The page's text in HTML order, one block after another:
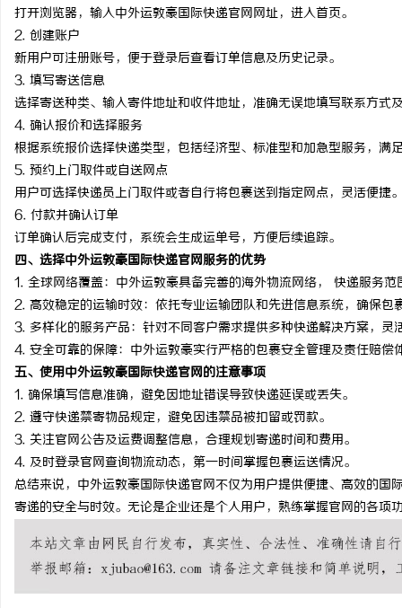
打开浏览器，输入中外运敦豪国际快递官网网址，进入首页。
2. 创建账户
新用户可注册账号，便于登录后查看订单信息及历史记录。
3. 填写寄送信息
选择寄送种类、输入寄件地址和收件地址，准确无误地填写联系方式
4. 确认报价和选择服务
根据系统报价选择快递类型，包括经济型、标准型和加急型服务，满
5. 预约上门取件或自送网点
用户可选择快递员上门取件或者自行将包裹送到指定网点，灵活便捷
6. 付款并确认订单
订单确认后完成支付，系统会生成运单号，方便后续追踪。
四、选择中外运敦豪国际快递官网服务的优势
1. 全球网络覆盖：中外运敦豪具备完善的海外物流网络， 快递服务
2. 高效稳定的运输时效：依托专业运输团队和先进信息系统，确保包
3. 多样化的服务产品：针对不同客户需求提供多种快递解决方案，灵
4. 安全可靠的保障：中外运敦豪实行严格的包裹安全管理及责任赔偿
五、使用中外运敦豪国际快递官网的注意事项
1. 确保填写信息准确，避免因地址错误导致快递延误或丢失。
2. 遵守快递禁寄物品规定，避免因违禁品被扣留或罚款。
3. 关注官网公告及运费调整信息，合理规划寄递时间和费用。
4. 及时登录官网查询物流动态，第一时间掌握包裹运送情况。
总结来说，中外运敦豪国际快递官网不仅为用户提供便捷、高效的
寄递的安全与时效。无论是企业还是个人用户，熟练掌握官网的各项
命性材料